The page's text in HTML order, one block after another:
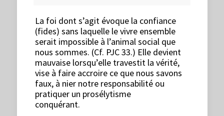
La foi dont s’agit évoque la confiance
(fides) sans laquelle le vivre ensemble
serait impossible à l’animal social que
nous sommes. (Cf. PJC 33.) Elle devient
mauvaise lorsqu’elle travestit la vérité,
vise à faire accroire ce que nous savons
faux, à nier notre responsabilité ou
pratiquer un prosélytisme
conquérant.